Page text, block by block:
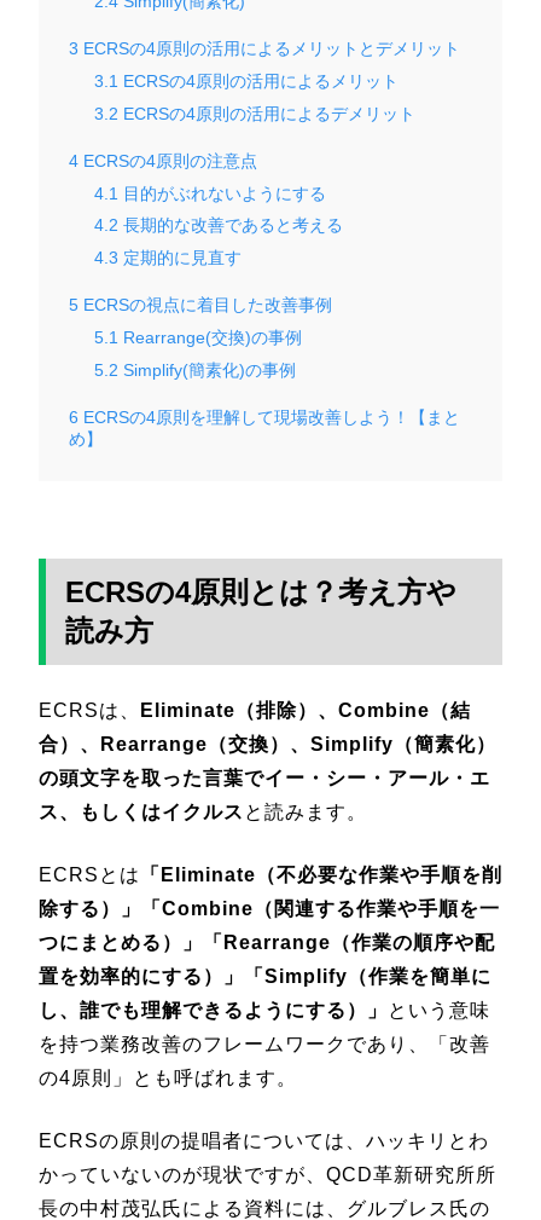
3 ECRSの4原則の活用によるメリットとデメリット
3.1 ECRSの4原則の活用によるメリット
3.2 ECRSの4原則の活用によるデメリット
4 ECRSの4原則の注意点
4.1 目的がぶれないようにする
4.2 長期的な改善であると考える
4.3 定期的に見直す
5 ECRSの視点に着目した改善事例
5.1 Rearrange(交換)の事例
5.2 Simplify(簡素化)の事例
6 ECRSの4原則を理解して現場改善しよう！【まと
め】
ECRSの4原則とは？考え方や
読み方
ECRSは、
Eliminate（排除）、Combine（結
合）、Rearrange（交換）、Simplify（簡素化）
の頭文字を取った言葉でイー・シー・アール・エ
ス、もしくはイクルス と読みます。
ECRSとは
「Eliminate（不必要な作業や手順を削
除する）」「Combine（関連する作業や手順を一
つにまとめる）」「Rearrange（作業の順序や配
置を効率的にする）」「Simplify（作業を簡単に
し、誰でも理解できるようにする）」
という意味
を持つ業務改善のフレームワークであり、「改善
の4原則」とも呼ばれます。
ECRSの原則の提唱者については、ハッキリとわ
かっていないのが現状ですが、QCD革新研究所所
長の中村茂弘氏による資料には、グルブレス氏の